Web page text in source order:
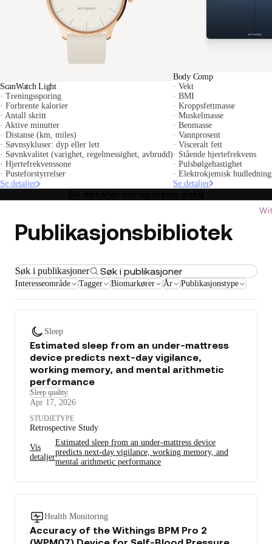
ScanWatch Light
· Treningssporing
· Forbrente kalorier
· Antall skritt
· Aktive minutter
· Distanse (km, miles)
· Søvnsykluser: dyp eller lett
· Søvnkvalitet (varighet, regelmessighet, avbrudd)
· Hjertefrekvenssone
· Pusteforstyrrelser
Se detaljer
Body Comp
· Vekt
· BMI
· Kroppsfettmasse
· Muskelmasse
· Benmasse
· Vannprosent
· Visceralt fett
· Stående hjertefrekvens
· Pulsbølgehastighet
· Elektrokjemisk
Se detaljer
Publikasjonsbibliotek
Søk i publikasjoner
Interesseområde Tagger Biomarkører År Publikasjonstype
Sleep
Estimated sleep from an under-mattress
device predicts next-day vigilance,
working memory, and mental arithmetic
performance
Sleep quality
Apr 17, 2026
STUDIETYPE
Retrospective Study
Vis
detaljer
Estimated sleep from an under-mattress device
predicts next-day vigilance, working memory, and
mental arithmetic performance
Health Monitoring
Accuracy of the Withings BPM Pro 2